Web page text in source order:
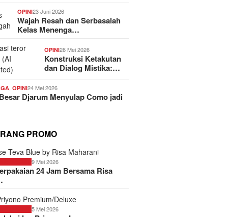
OPINI23 Juni 2026
Wajah Resah dan Serbasalah
Kelas Menenga…
OPINI26 Mei 2026
Konstruksi Ketakutan
dan Dialog Mistika:…
,OPINI24 Mei 2026
Djarum Menyulap Como jadi
PROMO
PROMO9 Mei 2026
24 Jam Bersama Risa
PROMO5 Mei 2026